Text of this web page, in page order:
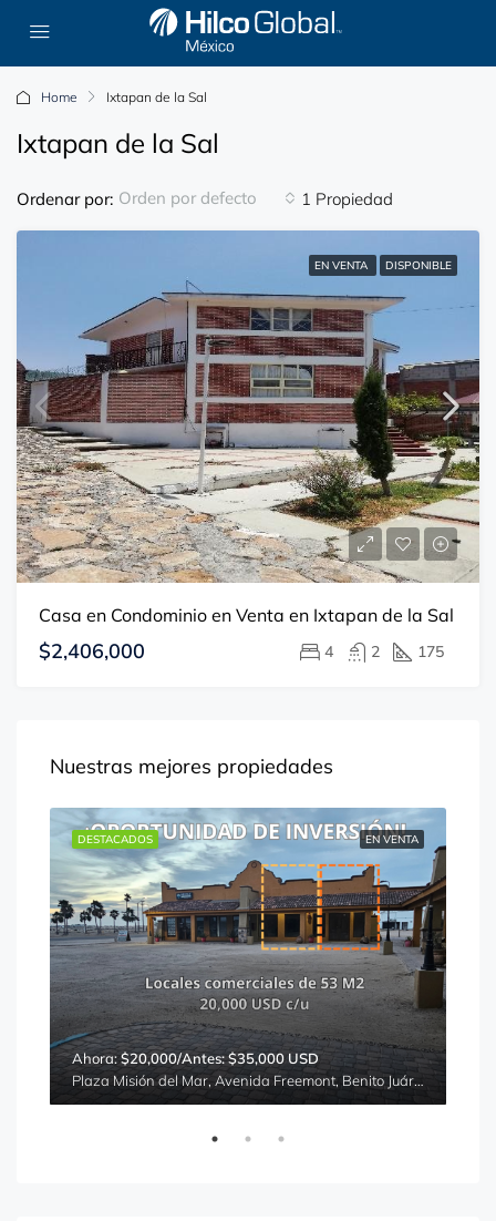
Home Ixtapan de la Sal
Ixtapan de la Sal
1 Propiedad
Ordenar por: Orden por defecto
EN VENTA DISPONIBLE
Casa en Condominio en Venta en Ixtapan de la Sal
$2,406,000 4 2 175
Nuestras mejores propiedades
EN VENTA
DESTACADOS
Ahora:$20,000/Antes: $35,000 USD
Plaza Misión del Mar, Avenida Freemont, Benito Juárez, Puerto Peñasco, Sonora, 83550, México